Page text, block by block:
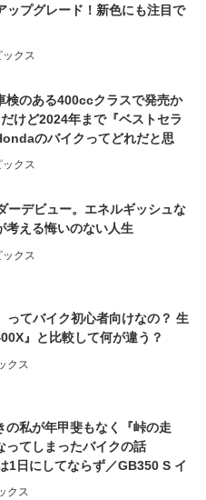
ップグレード！新色にも注目で
ックス
検のある400ccクラスで発売か
けど2024年まで『ベストセラ
のバイクってどれだと思
ックス
ーデビュー。エネルギッシュな
考える悔いのない人生
ックス
ってバイク初心者向けなの？ 生
』と比較して何が違う？
クス
の私が年甲斐もなく『峠の走
ってしまったバイクの話
1日にしてならず／GB350 S イ
前編】
クス